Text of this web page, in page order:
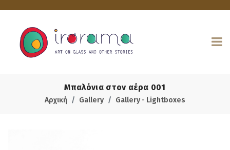
Μπαλόνια στον αέρα 001
Αρχική Gallery Gallery - Lightboxes